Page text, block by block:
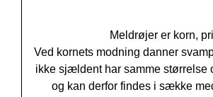
Meldrøjer er korn,
Ved kornets modning danner
ikke sjældent har samme størrelse
og kan derfor findes i sække